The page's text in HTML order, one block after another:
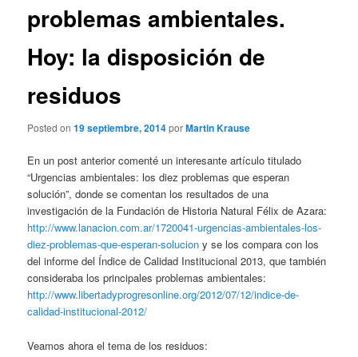
problemas ambientales.
Hoy: la disposición de
residuos
Posted on19 septiembre, 2014porMartin Krause
En un post anterior comenté un interesante artículo titulado
“Urgencias ambientales: los diez problemas que esperan
solución”, donde se comentan los resultados de una
investigación de la Fundación de Historia Natural Félix de Azara:
http://www.lanacion.com.ar/1720041-urgencias-ambientales-los-
diez-problemas-que-esperan-solucion y se los compara con los
del informe del Índice de Calidad Institucional 2013, que también
consideraba los principales problemas ambientales:
http://www.libertadyprogresonline.org/2012/07/12/indice-de-
calidad-institucional-2012/
Veamos ahora el tema de los residuos: